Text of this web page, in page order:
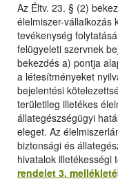
Az Éltv. 23. § (2)
élelmiszer-vállalkozás
tevékenység
felügyeleti szervnek
bekezdés a) pontja
a létesítményeket
bejelentési
területileg illetékes
állategészségügyi
eleget. Az
biztonsági és
hivatalok illetékességi
rendelet 3. mellékleté